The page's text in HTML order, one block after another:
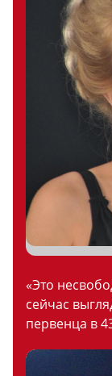
«Это
сейчас
первенца в